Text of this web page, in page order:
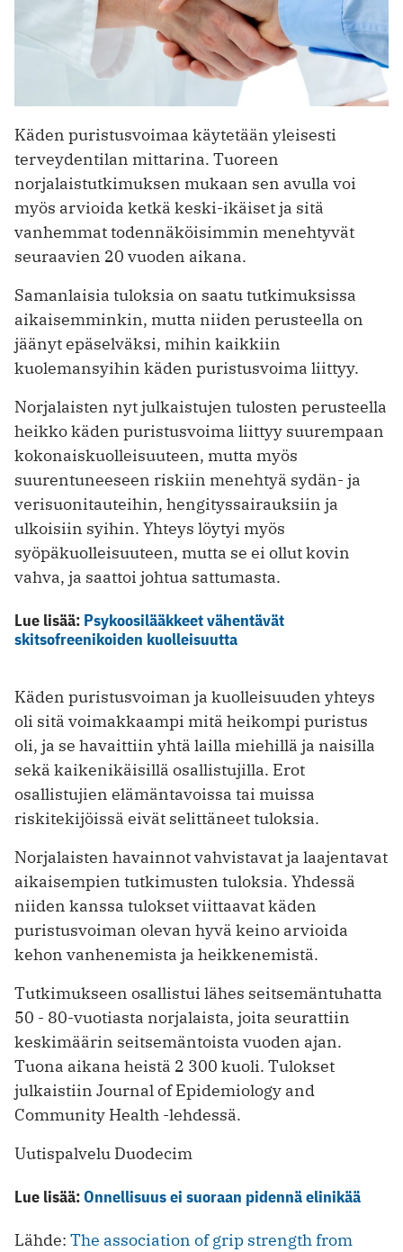
Käden puristusvoimaa käytetään yleisesti
terveydentilan mittarina. Tuoreen
norjalaistutkimuksen mukaan sen avulla voi
myös arvioida ketkä keski-ikäiset ja sitä
vanhemmat todennäköisimmin menehtyvät
seuraavien 20 vuoden aikana.
Samanlaisia tuloksia on saatu tutkimuksissa
aikaisemminkin, mutta niiden perusteella on
jäänyt epäselväksi, mihin kaikkiin
kuolemansyihin käden puristusvoima liittyy.
Norjalaisten nyt julkaistujen tulosten perusteella
heikko käden puristusvoima liittyy suurempaan
kokonaiskuolleisuuteen, mutta myös
suurentuneeseen riskiin menehtyä sydän- ja
verisuonitauteihin, hengityssairauksiin ja
ulkoisiin syihin. Yhteys löytyi myös
syöpäkuolleisuuteen, mutta se ei ollut kovin
vahva, ja saattoi johtua sattumasta.
Lue lisää: Psykoosilääkkeet vähentävät
skitsofreenikoiden kuolleisuutta
Käden puristusvoiman ja kuolleisuuden yhteys
oli sitä voimakkaampi mitä heikompi puristus
oli, ja se havaittiin yhtä lailla miehillä ja naisilla
sekä kaikenikäisillä osallistujilla. Erot
osallistujien elämäntavoissa tai muissa
riskitekijöissä eivät selittäneet tuloksia.
Norjalaisten havainnot vahvistavat ja laajentavat
aikaisempien tutkimusten tuloksia. Yhdessä
niiden kanssa tulokset viittaavat käden
puristusvoiman olevan hyvä keino arvioida
kehon vanhenemista ja heikkenemistä.
Tutkimukseen osallistui lähes seitsemäntuhatta
50 - 80-vuotiasta norjalaista, joita seurattiin
keskimäärin seitsemäntoista vuoden ajan.
Tuona aikana heistä 2 300 kuoli. Tulokset
julkaistiin Journal of Epidemiology and
Community Health -lehdessä.
Uutispalvelu Duodecim
Lue lisää:Onnellisuus ei suoraan pidennä elinikää
Lähde: The association of grip strength from